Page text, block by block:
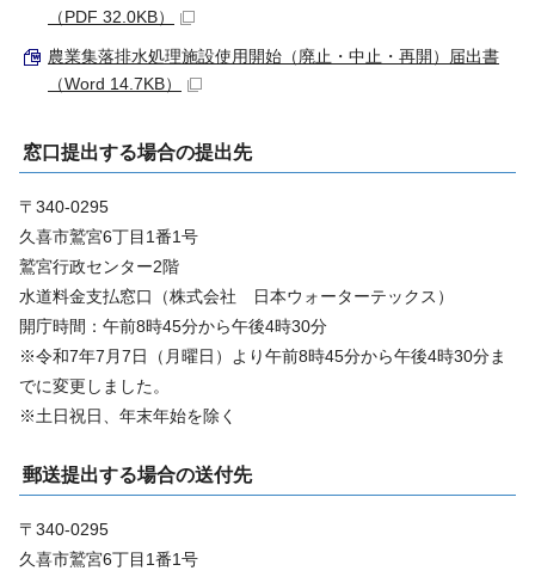
（PDF 32.0KB）
農業集落排水処理施設使用開始（廃止・中止・再開）届出書
（Word 14.7KB）
窓口提出する場合の提出先
〒340-0295
久喜市鷲宮6丁目1番1号
鷲宮行政センター2階
水道料金支払窓口（株式会社 日本ウォーターテックス）
開庁時間：午前8時45分から午後4時30分
※令和7年7月7日（月曜日）より午前8時45分から午後4時30分ま
でに変更しました。
※土日祝日、年末年始を除く
郵送提出する場合の送付先
〒340-0295
久喜市鷲宮6丁目1番1号